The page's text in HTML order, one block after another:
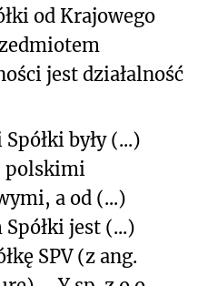
od Krajowego
jest działalność
były (...)
polskimi
a od (...)
jest (...)
SPV (z ang.